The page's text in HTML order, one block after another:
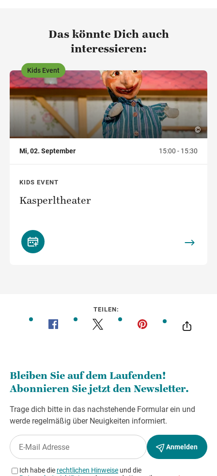
Das könnte Dich auch
interessieren:
,
©
Kids Event
Mi, 02. September 15:00 - 15:30
KIDS EVENT
Kasperltheater
TEILEN: